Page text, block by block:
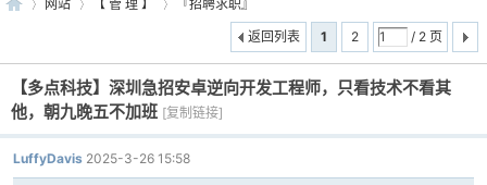
索
»
网站
›
【 管 理 】
›
『招聘求职』
1
2 / 2 页
返回列表
【多点科技】深圳急招安卓逆向开发工程师，只看技术不看其
他，朝九晚五不加班 [复制链接]
LuffyDavis 2025-3-26 15:58